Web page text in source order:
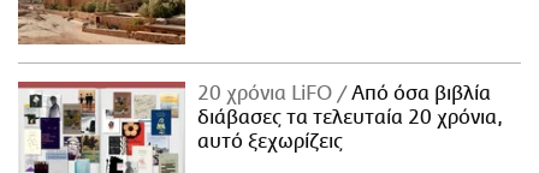
20 χρόνια LiFO
Από όσα βιβλία
διάβασες τα τελευταία 20 χρόνια,
αυτό ξεχωρίζεις